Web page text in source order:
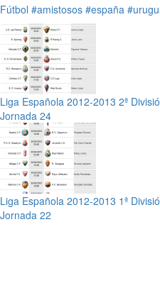
Fútbol #amistosos #españa
Liga Española 2012-2013 2ª
Jornada 24
Liga Española 2012-2013 1ª
Jornada 22